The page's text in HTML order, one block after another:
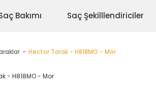
Bakımı Saç Şekilllendiriciler
Hector Tarak - H818MO - Mor